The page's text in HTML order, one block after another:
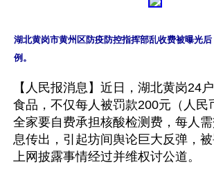
湖北黄岗市黄州区防疫防控指挥部乱收费被曝光
【人民报消息】近日，湖北黄岗24
食品，不仅每人被罚款200元（人民
全家要自费承担核酸检测费，每人
息传出，引起坊间舆论巨大反弹，
上网披露事情经过并维权讨公道。